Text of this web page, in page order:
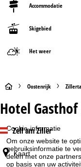
Cookie-informatie
Om onze website te
gebruiksinformatie te
delen met onze
op basis van uw
Accommodatie
Skigebied
Het weer
S
t
a
r
t
Oostenrijk
Hotel
Zell am Ziller
Kaart